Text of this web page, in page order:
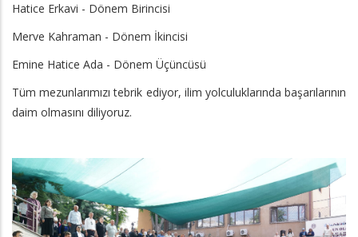
Hatice Erkavi - Dönem Birincisi
Merve Kahraman - Dönem İkincisi
Emine Hatice Ada - Dönem Üçüncüsü
Tüm mezunlarımızı tebrik ediyor, ilim yolculuklarında başarılarının
daim olmasını diliyoruz.